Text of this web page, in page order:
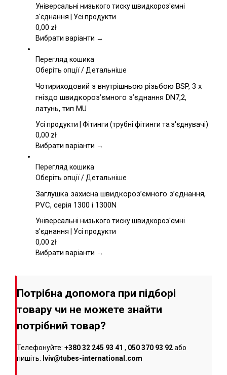
Параметри
можна
на
товару
Універсальні низького тиску швидкороз'ємні
з'єднання | Усі продукти
0,00 zł
Вибрати варіанти →
Перегляд кошика
Оберіть опціїЦей
має
кілька
варіантів.
Параметри
вибрати
сторінці
товару
/Детальніше
Чотириходовий з внутрішньою різьбою BSP, 3 x
гніздо швидкороз’ємного з’єднання DN7,2,
латунь, тип MU
Усі продукти | Фітинги (трубні фітинги та з'єднувачі)
0,00 zł
Вибрати варіанти →
Перегляд кошика
Оберіть опціїЦей
має
кілька
варіантів.
Параметри
вибрати
/Детальніше
Заглушка захисна швидкороз’ємного з’єднання,
PVC, серія 1300 і 1300N
Універсальні низького тиску швидкороз'ємні
з'єднання | Усі продукти
0,00 zł
Вибрати варіанти →
Потрібна допомога при підборі
товару чи не можете знайти
потрібний товар?
Телефонуйте: +380 32 245 93 41 , 050 370 93 92або
пишіть: lviv@tubes-international.com